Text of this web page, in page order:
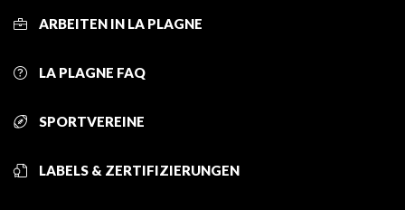
ARBEITEN IN LA PLAGNE
LA PLAGNE FAQ
SPORTVEREINE
LABELS & ZERTIFIZIERUNGEN